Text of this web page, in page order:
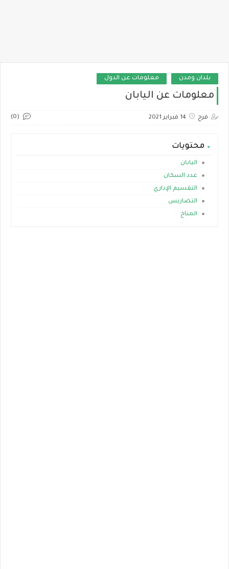
بلدان ومدن معلومات عن الدول
معلومات عن اليابان
فرح 14 فبراير 2021 (0)
محتويات
اليابان
عدد السكان
التقسيم الإداري
التضاريس
المناخ